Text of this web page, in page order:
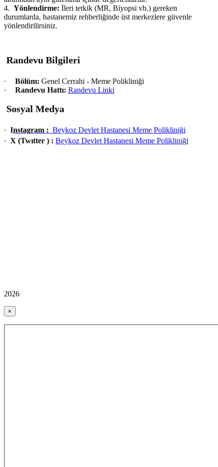
4. Yönlendirme: İleri tetkik (MR, Biyopsi vb.) gereken
durumlarda, hastanemiz rehberliğinde üst merkezlere güvenle
yönlendirilirsiniz.
Randevu Bilgileri
· Bölüm: Genel Cerrahi - Meme Polikliniği
·
Randevu Hattı: Randevu Linki
Sosyal Medya
· Instagram : Beykoz Devlet Hastanesi Meme Polikliniği
· X (Twıtter ) : Beykoz Devlet Hastanesi Meme Polikliniği
2026
×